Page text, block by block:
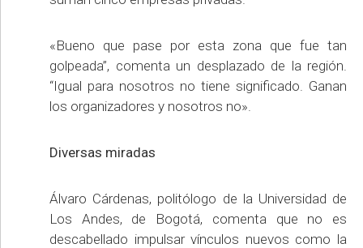
«Bueno que pase por esta zona que fue tan
golpeada”, comenta un desplazado de la región.
“Igual para nosotros no tiene significado. Ganan
los organizadores y nosotros no».
Diversas miradas
Álvaro Cárdenas, politólogo de la Universidad de
Los Andes, de Bogotá, comenta que no es
descabellado impulsar vínculos nuevos como la